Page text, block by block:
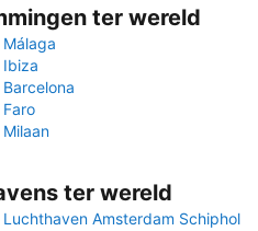
ter wereld
Málaga
Ibiza
Barcelona
Faro
Milaan
ter wereld
Luchthaven Amsterdam Schiphol